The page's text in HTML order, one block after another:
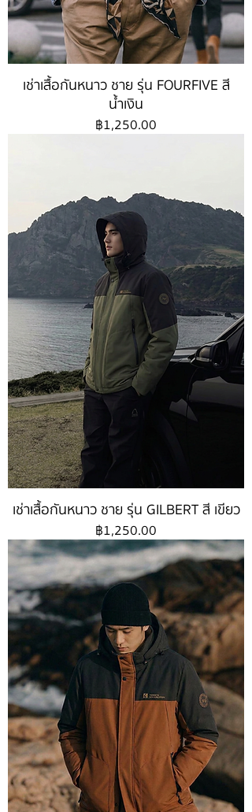
เช่าเสื้อกันหนาว ชาย รุ่น FOURFIVE สี
น้ำเงิน
ราคา
฿1,250.00
เช่าเสื้อกันหนาว ชาย รุ่น GILBERT สี เขียว
ราคา
฿1,250.00